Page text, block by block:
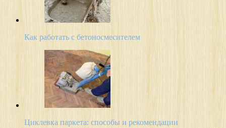
Как работать с бетоносмесителем
Циклевка паркета: способы и рекомендации